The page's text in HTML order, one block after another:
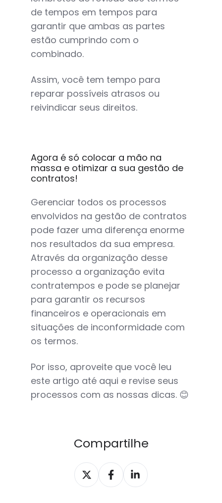
de tempos em tempos para
garantir que ambas as partes
estão cumprindo com o
combinado.
Assim, você tem tempo para
reparar possíveis atrasos ou
reivindicar seus direitos.
Agora é só colocar a mão na
massa e otimizar a sua gestão de
contratos!
Gerenciar todos os processos
envolvidos na gestão de contratos
pode fazer uma diferença enorme
nos resultados da sua empresa.
Através da organização desse
processo a organização evita
contratempos e pode se planejar
para garantir os recursos
financeiros e operacionais em
situações de inconformidade com
os termos.
Por isso, aproveite que você leu
este artigo até aqui e revise seus
processos com as nossas dicas. 😊
Compartilhe
Compartilhar
X
Compartilhar
Facebook
Compartilhar
LinkedIn